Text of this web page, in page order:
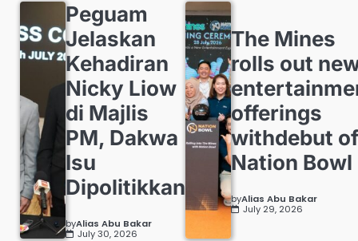
Peguam
Jelaskan
Kehadiran
Nicky Liow
di Majlis
PM, Dakwa
Isu
Dipolitikkan
byAlias Abu Bakar
July 30, 2026
The Mines
rolls out
offerings
withdebut
Nation Bowl
byAlias Abu Bakar
July 29, 2026